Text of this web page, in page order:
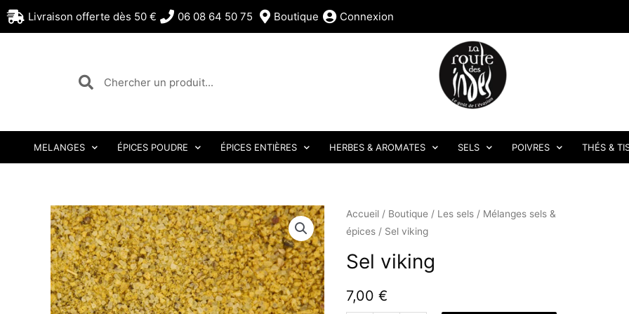
Aller
au
Livraison offerte dès 50 € 06 08 64 50 75 Boutique Connexion
RechercherRechercher
MELANGES ÉPICES POUDRE ÉPICES ENTIÈRES HERBES & AROMATES SELS POIVRES THÉS &
Accueil/ Boutique/ Les sels/ Mélanges sels &
épices/ Sel viking
Sel viking
7,00 €
quantité
de
Sel
viking